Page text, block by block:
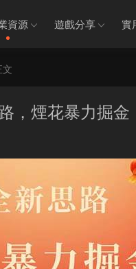
資源 遊戲分享 實
文
，煙花暴力掘